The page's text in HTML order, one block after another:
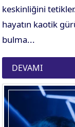
keskinliğini
hayatın kaotik
bulma...
DEVAMI